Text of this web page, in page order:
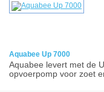
Aquabee Up 7000
Aquabee levert met de
opvoerpomp voor zoet